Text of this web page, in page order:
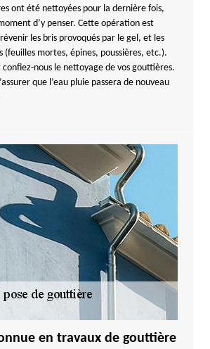
ont été nettoyées pour la dernière fois,
d’y penser. Cette opération est
les bris provoqués par le gel, et les
(feuilles mortes, épines, poussières, etc.).
nous le nettoyage de vos gouttières.
que l’eau pluie passera de nouveau
en travaux de gouttière